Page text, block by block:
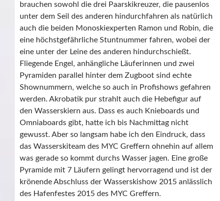
brauchen sowohl die drei Paarskikreuzer, die pausenlos
unter dem Seil des anderen hindurchfahren als natürlich
auch die beiden Monoskiexperten Ramon und Robin, die
eine höchstgefährliche Stuntnummer fahren, wobei der
eine unter der Leine des anderen hindurchschießt.
Fliegende Engel, anhängliche Läuferinnen und zwei
Pyramiden parallel hinter dem Zugboot sind echte
Shownummern, welche so auch in Profishows gefahren
werden. Akrobatik pur strahlt auch die Hebefigur auf
den Wasserskiern aus. Dass es auch Knieboards und
Omniaboards gibt, hatte ich bis Nachmittag nicht
gewusst. Aber so langsam habe ich den Eindruck, dass
das Wasserskiteam des MYC Greffern ohnehin auf allem
was gerade so kommt durchs Wasser jagen. Eine große
Pyramide mit 7 Läufern gelingt hervorragend und ist der
krönende Abschluss der Wasserskishow 2015 anlässlich
des Hafenfestes 2015 des MYC Greffern.